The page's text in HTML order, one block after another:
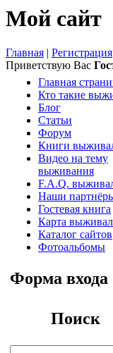
Мой сайт
Главная | Регистрация
Приветствую Вас
Главная
Кто такие
Блог
Статьи
Форум
Книги
Видео на тему
выживания
F.A.Q.
Наши
Гостевая книга
Карта
Каталог сайтов
Фотоальбомы
Форма входа
Поиск